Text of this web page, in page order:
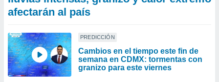
afectarán al país
PREDICCIÓN
Cambios en el tiempo este fin de
semana en CDMX: tormentas con
granizo para este viernes